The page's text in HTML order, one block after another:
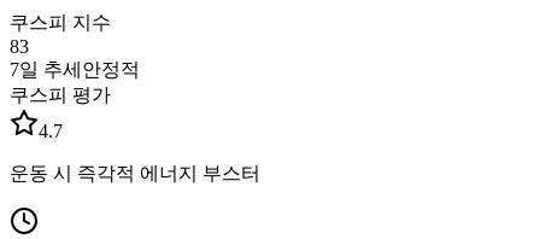
쿠스피 지수
83
7일 추세 안정적
쿠스피 평가
4.7
운동 시 즉각적 에너지 부스터